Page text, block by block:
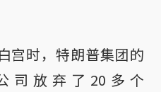
宫时，特朗普集团的
司放弃了20多个